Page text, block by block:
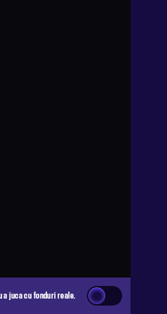
a juca cu fonduri reale.